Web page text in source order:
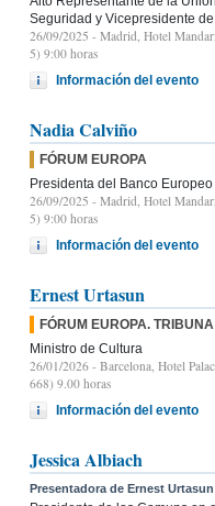
Seguridad y Vicepresidente
26/09/2025 - Madrid, Hotel
5) 9:00 horas
Información del evento
Nadia Calviño
FÓRUM EUROPA
Presidenta del Banco
26/09/2025 - Madrid, Hotel
5) 9:00 horas
Información del evento
Ernest Urtasun
FÓRUM EUROPA.
Ministro de Cultura
26/01/2026 - Barcelona, Hotel
668) 9.00 horas
Información del evento
Jessica Albiach
Presentadora de Ernest Urtasun